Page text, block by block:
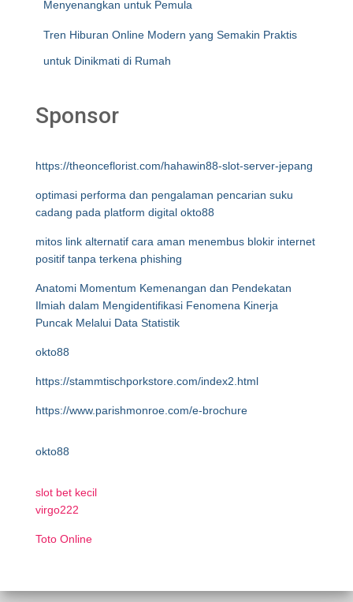
Menyenangkan untuk Pemula
Tren Hiburan Online Modern yang Semakin Praktis
untuk Dinikmati di Rumah
Sponsor
https://theonceflorist.com/hahawin88-slot-server-jepang
optimasi performa dan pengalaman pencarian suku
cadang pada platform digital okto88
mitos link alternatif cara aman menembus blokir internet
positif tanpa terkena phishing
Anatomi Momentum Kemenangan dan Pendekatan
Ilmiah dalam Mengidentifikasi Fenomena Kinerja
Puncak Melalui Data Statistik
okto88
https://stammtischporkstore.com/index2.html
https://www.parishmonroe.com/e-brochure
okto88
slot bet kecil
virgo222
Toto Online